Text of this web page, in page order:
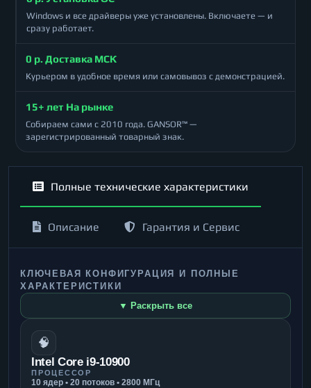
Windows и все драйверы уже установлены. Включаете — и
сразу работает.
0 р. Доставка МСК
Курьером в удобное время или самовывоз с демонстрацией.
15+ лет На рынке
Собираем сами с 2010 года. GANSOR™ —
зарегистрированный товарный знак.
Полные технические характеристики
Описание Гарантия и Сервис
КЛЮЧЕВАЯ КОНФИГУРАЦИЯ И ПОЛНЫЕ
ХАРАКТЕРИСТИКИ
▼ Раскрыть все
🧠
Intel Core i9-10900
ПРОЦЕССОР
10 ядер • 20 потоков • 2800 МГц